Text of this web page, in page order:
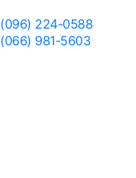
(096) 224-0588
(066) 981-5603